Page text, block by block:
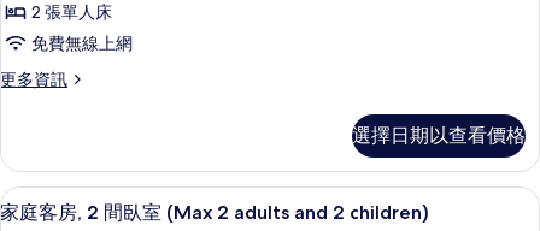
房,
張
人
床
的
2 張單人床
免費無線上網
更多資訊
更
客
房,
2
選擇日期以查看價格
顯
家庭客房, 2 間臥室 (Max 2 adults
8
家庭客房, 2 間臥室 (Max 2 adults and 2 children)